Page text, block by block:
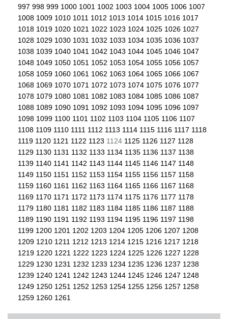
997 998 999 1000 1001 1002 1003 1004 1005 1006 1007
1008 1009 1010 1011 1012 1013 1014 1015 1016 1017
1018 1019 1020 1021 1022 1023 1024 1025 1026 1027
1028 1029 1030 1031 1032 1033 1034 1035 1036 1037
1038 1039 1040 1041 1042 1043 1044 1045 1046 1047
1048 1049 1050 1051 1052 1053 1054 1055 1056 1057
1058 1059 1060 1061 1062 1063 1064 1065 1066 1067
1068 1069 1070 1071 1072 1073 1074 1075 1076 1077
1078 1079 1080 1081 1082 1083 1084 1085 1086 1087
1088 1089 1090 1091 1092 1093 1094 1095 1096 1097
1098 1099 1100 1101 1102 1103 1104 1105 1106 1107
1108 1109 1110 1111 1112 1113 1114 1115 1116 1117 1118
1119 1120 1121 1122 1123 1124 1125 1126 1127 1128
1129 1130 1131 1132 1133 1134 1135 1136 1137 1138
1139 1140 1141 1142 1143 1144 1145 1146 1147 1148
1149 1150 1151 1152 1153 1154 1155 1156 1157 1158
1159 1160 1161 1162 1163 1164 1165 1166 1167 1168
1169 1170 1171 1172 1173 1174 1175 1176 1177 1178
1179 1180 1181 1182 1183 1184 1185 1186 1187 1188
1189 1190 1191 1192 1193 1194 1195 1196 1197 1198
1199 1200 1201 1202 1203 1204 1205 1206 1207 1208
1209 1210 1211 1212 1213 1214 1215 1216 1217 1218
1219 1220 1221 1222 1223 1224 1225 1226 1227 1228
1229 1230 1231 1232 1233 1234 1235 1236 1237 1238
1239 1240 1241 1242 1243 1244 1245 1246 1247 1248
1249 1250 1251 1252 1253 1254 1255 1256 1257 1258
1259 1260 1261